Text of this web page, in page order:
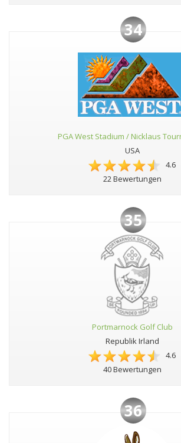
34
PGA West Stadium / Nicklaus
USA
4.6
22 Bewertungen
35
Portmarnock Golf Club
Republik Irland
4.6
40 Bewertungen
36